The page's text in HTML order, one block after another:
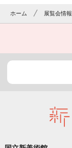
ホーム 展覧会情